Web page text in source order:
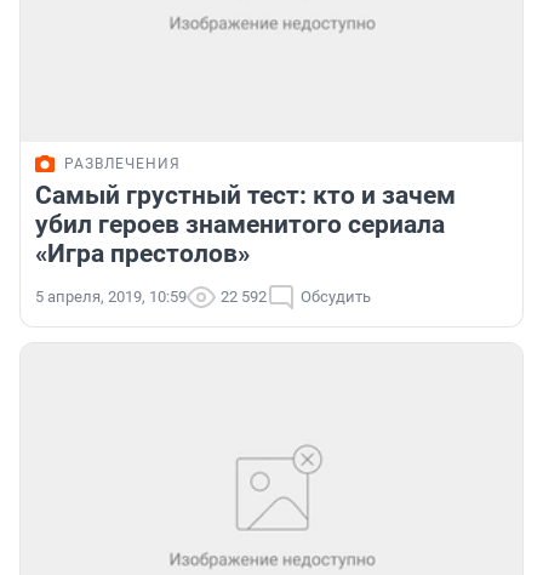
РАЗВЛЕЧЕНИЯ
Самый грустный тест: кто и зачем
убил героев знаменитого сериала
«Игра престолов»
5 апреля, 2019, 10:59 22 592 Обсудить